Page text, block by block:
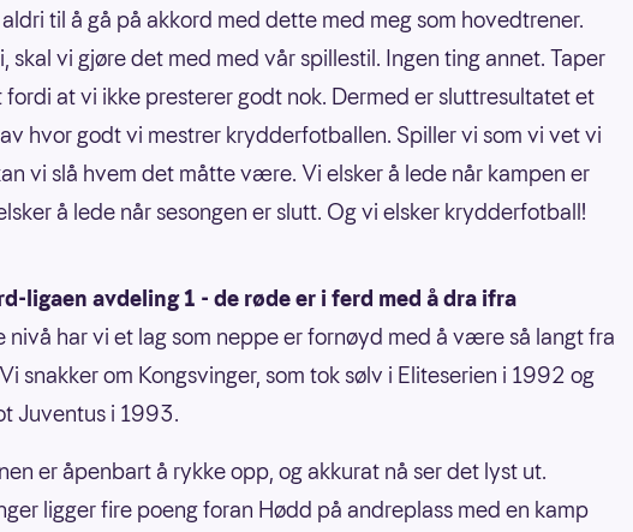
til å gå på akkord med dette med meg som hovedtrener.
skal vi gjøre det med med vår spillestil. Ingen ting annet. Taper
fordi at vi ikke presterer godt nok. Dermed er sluttresultatet et
hvor godt vi mestrer krydderfotballen. Spiller vi som vi vet vi
vi slå hvem det måtte være. Vi elsker å lede når kampen er
å lede når sesongen er slutt. Og vi elsker krydderfotball!
ligaen avdeling 1 - de røde er i ferd med å dra ifra
nivå har vi et lag som neppe er fornøyd med å være så langt fra
snakker om Kongsvinger, som tok sølv i Eliteserien i 1992 og
Juventus i 1993.
er åpenbart å rykke opp, og akkurat nå ser det lyst ut.
ligger fire poeng foran Hødd på andreplass med en kamp